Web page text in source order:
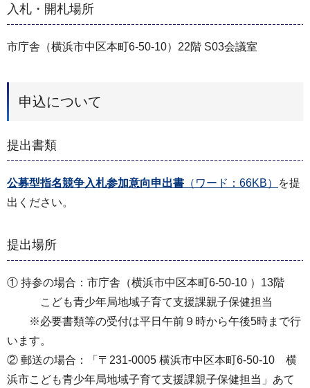
入札・開札場所
市庁舎（横浜市中区本町6-50-10）22階 S03会議室
申込について
提出書類
公募型指名競争⼊札参加意向申出書 （ワード：66KB）
を提
出ください。
提出場所
① 持参の場合：市庁舎（横浜市中区本町6-50-10 ）13階
こども青少年局地域子育て支援課親子保健担当
※必要書類等の受付は平日午前９時から午後5時まで行
います。
② 郵送の場合：「〒231-0005 横浜市中区本町6-50-10 横
浜市こども青少年局地域子育て支援課親子保健担当」あて